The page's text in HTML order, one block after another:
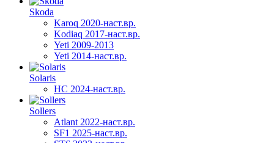
Skoda
Karoq 2020-наст.вр.
Kodiaq 2017-наст.вр.
Yeti 2009-2013
Yeti 2014-наст.вр.
Solaris
HC 2024-наст.вр.
Sollers
Atlant 2022-наст.вр.
SF1 2025-наст.вр.